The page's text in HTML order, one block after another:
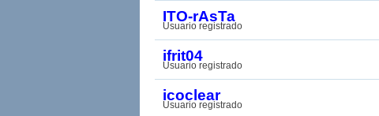
ITO-rAsTa
Usuario registrado
ifrit04
Usuario registrado
icoclear
Usuario registrado